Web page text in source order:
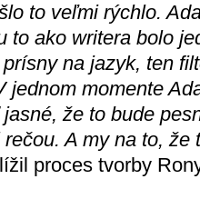
to veľmi rýchlo.
to ako writera bolo
na jazyk, ten
jednom momente
že to bude
A my na to, že
proces tvorby